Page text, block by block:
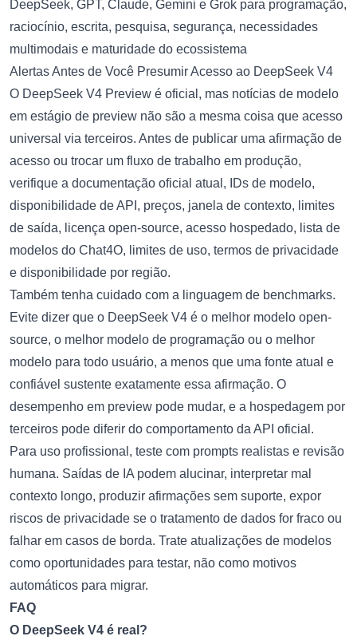
Alertas Antes de Você Presumir Acesso ao DeepSeek V4
O DeepSeek V4 Preview é oficial, mas notícias de modelo
em estágio de preview não são a mesma coisa que acesso
universal via terceiros. Antes de publicar uma afirmação de
acesso ou trocar um fluxo de trabalho em produção,
verifique a documentação oficial atual, IDs de modelo,
disponibilidade de API, preços, janela de contexto, limites
de saída, licença open-source, acesso hospedado, lista de
modelos do Chat4O, limites de uso, termos de privacidade
e disponibilidade por região.
Também tenha cuidado com a linguagem de benchmarks.
Evite dizer que o DeepSeek V4 é o melhor modelo open-
source, o melhor modelo de programação ou o melhor
modelo para todo usuário, a menos que uma fonte atual e
confiável sustente exatamente essa afirmação. O
desempenho em preview pode mudar, e a hospedagem por
terceiros pode diferir do comportamento da API oficial.
Para uso profissional, teste com prompts realistas e revisão
humana. Saídas de IA podem alucinar, interpretar mal
contexto longo, produzir afirmações sem suporte, expor
riscos de privacidade se o tratamento de dados for fraco ou
falhar em casos de borda. Trate atualizações de modelos
como oportunidades para testar, não como motivos
automáticos para migrar.
FAQ
O DeepSeek V4 é real?